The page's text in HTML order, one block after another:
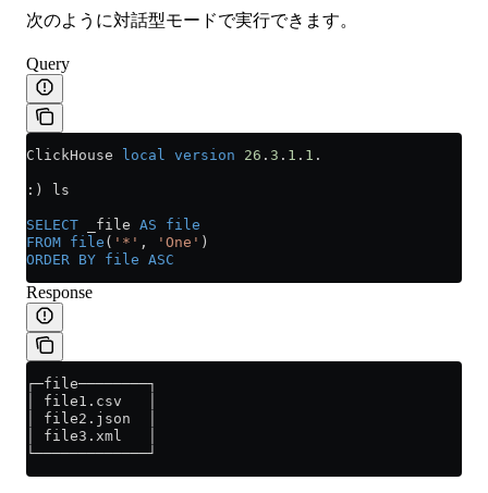
次のように対話型モードで実行できます。
Query
ClickHouse local version 26 . 3 . 1 . 1 .
:) ls
SELECT _file AS file
FROM file ( '*' , 'One' )
ORDER BY file ASC
Response
┌─file────────┐
│ file1.csv   │
│ file2.json  │
│ file3.xml   │
└─────────────┘